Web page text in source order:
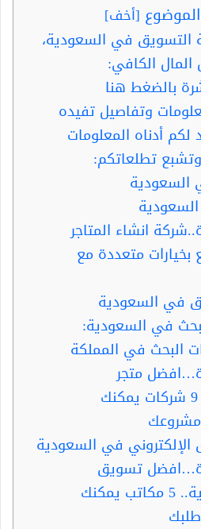
[أخف]
التسويق في السعودية،
الكافي:
بالضغط هنا
وتفاصيل تفيده
لكم أدناه المعلومات
تطلعاتكم:
السعودية
انشاء المتاجر
متعددة مع
في السعودية
في السعودية:
البحث في المملكة
متجر
الكتروني السعودية .. 9 شركات يمكنك
مشروعك
في السعودية
تسويق
الكتروني في السعودية.. 5 مكاتب يمكنك